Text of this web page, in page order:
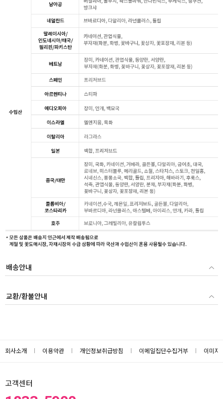
배송안내
교환/환불안내
회사소개 이용약관 개인정보취급방침 이메일집단수집거부 이미지
고객센터